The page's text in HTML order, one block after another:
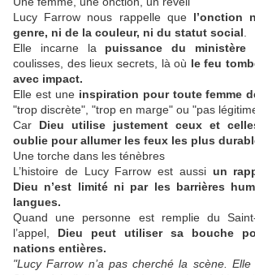
Lucy Farrow nous rappelle que l’onction
genre, ni de la couleur, ni du statut social
Elle incarne la puissance du ministère
coulisses, des lieux secrets, là où le feu
avec impact.
Elle est une inspiration pour toute femme
"trop discrète", "trop en marge" ou "pas
Car Dieu utilise justement ceux et
oublie pour allumer les feux les plus
Une torche dans les ténèbres
L’histoire de Lucy Farrow est aussi un
Dieu n’est limité ni par les barrières
langues.
Quand une personne est remplie du
l’appel, Dieu peut utiliser sa bouche
nations entières.
"Lucy Farrow n’a pas cherché la scène. Elle